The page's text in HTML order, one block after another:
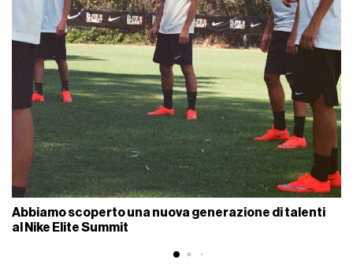
Abbiamo scoperto una nuova generazione di talenti
al Nike Elite Summit